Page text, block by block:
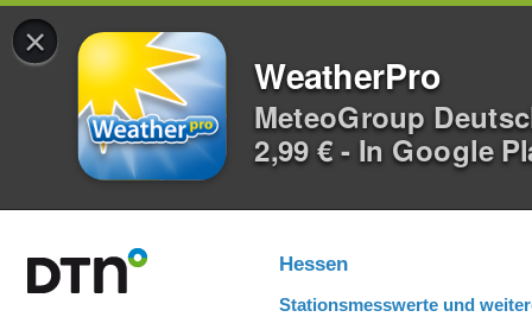
×
WeatherPro
MeteoGroup
2,99 € - In Google
Hessen
Stationsmesswerte und